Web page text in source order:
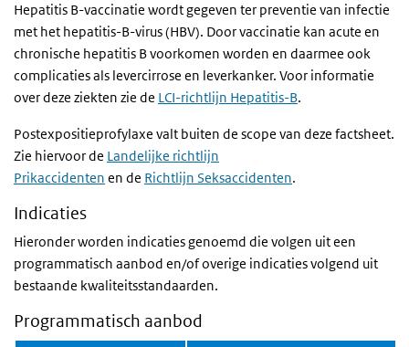
Hepatitis B-vaccinatie wordt gegeven ter preventie van infectie
met het hepatitis-B-virus (HBV). Door vaccinatie kan acute en
chronische hepatitis B voorkomen worden en daarmee ook
complicaties als levercirrose en leverkanker. Voor informatie
over deze ziekten zie de LCI-richtlijn Hepatitis-B.
Postexpositieprofylaxe valt buiten de scope van deze factsheet.
Zie hiervoor de Landelijke richtlijn
Prikaccidenten en de Richtlijn Seksaccidenten.
Indicaties
Hieronder worden indicaties genoemd die volgen uit een
programmatisch aanbod en/of overige indicaties volgend uit
bestaande kwaliteitsstandaarden.
Programmatisch aanbod